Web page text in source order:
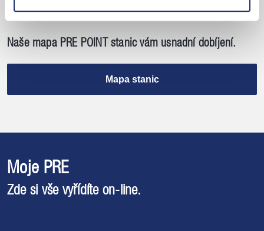
Naše mapa PRE POINT stanic vám usnadní dobíjení.
Mapa stanic
Moje PRE
Zde si vše vyřídíte on-line.